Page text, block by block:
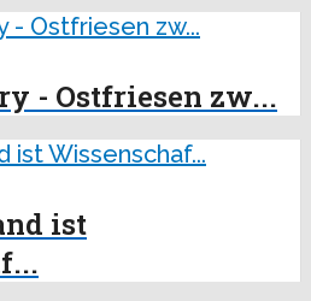
- Ostfriesen zw...
ist